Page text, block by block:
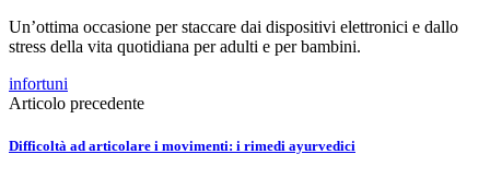
Un’ottima occasione per staccare dai dispositivi elettronici e dallo
stress della vita quotidiana per adulti e per bambini.
infortuni
Articolo precedente
Difficoltà ad articolare i movimenti: i rimedi ayurvedici